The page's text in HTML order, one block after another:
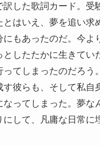
した歌詞カード。受
はいえ、夢を追い求
もあったのだ。今よ
としたたかに生きてい
ってしまったのだろう
す彼らも、そして私自
なってしまった。夢な
にして、凡庸な日常に